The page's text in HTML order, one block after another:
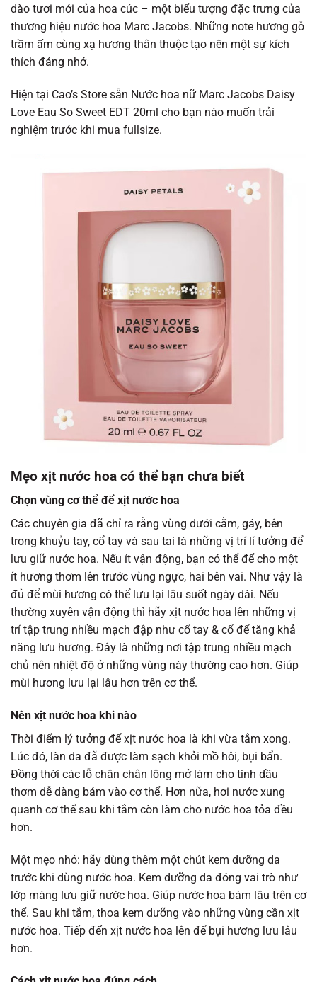
dào tươi mới của hoa cúc – một biểu tượng đặc trưng của
thương hiệu nước hoa Marc Jacobs. Những note hương gỗ
trầm ấm cùng xạ hương thân thuộc tạo nên một sự kích
thích đáng nhớ.
Hiện tại Cao’s Store sẵn Nước hoa nữ Marc Jacobs Daisy
Love Eau So Sweet EDT 20ml cho bạn nào muốn trải
nghiệm trước khi mua fullsize.
Mẹo xịt nước hoa có thể bạn chưa biết
Chọn vùng cơ thể để xịt nước hoa
Các chuyên gia đã chỉ ra rằng vùng dưới cằm, gáy, bên
trong khuỷu tay, cổ tay và sau tai là những vị trí lí tưởng để
lưu giữ nước hoa. Nếu ít vận động, bạn có thể để cho một
ít hương thơm lên trước vùng ngực, hai bên vai. Như vậy là
đủ để mùi hương có thể lưu lại lâu suốt ngày dài. Nếu
thường xuyên vận động thì hãy xịt nước hoa lên những vị
trí tập trung nhiều mạch đập như cổ tay & cổ để tăng khả
năng lưu hương. Đây là những nơi tập trung nhiều mạch
chủ nên nhiệt độ ở những vùng này thường cao hơn. Giúp
mùi hương lưu lại lâu hơn trên cơ thể.
Nên xịt nước hoa khi nào
Thời điểm lý tưởng để xịt nước hoa là khi vừa tắm xong.
Lúc đó, làn da đã được làm sạch khỏi mồ hôi, bụi bẩn.
Đồng thời các lỗ chân chân lông mở làm cho tinh dầu
thơm dễ dàng bám vào cơ thể. Hơn nữa, hơi nước xung
quanh cơ thể sau khi tắm còn làm cho nước hoa tỏa đều
hơn.
Một mẹo nhỏ: hãy dùng thêm một chút kem dưỡng da
trước khi dùng nước hoa. Kem dưỡng da đóng vai trò như
lớp màng lưu giữ nước hoa. Giúp nước hoa bám lâu trên cơ
thể. Sau khi tắm, thoa kem dưỡng vào những vùng cần xịt
nước hoa. Tiếp đến xịt nước hoa lên để bụi hương lưu lâu
hơn.